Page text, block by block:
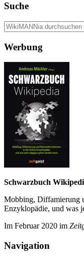
Suche
Werbung
Schwarzbuch
Mobbing, Diffamierung
Enzyklo­pädie, und was
Im Februar 2020 im
Navigation